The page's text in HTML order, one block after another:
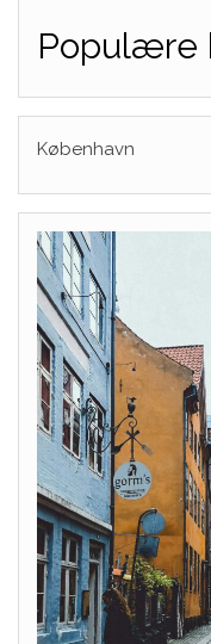
Populære
København